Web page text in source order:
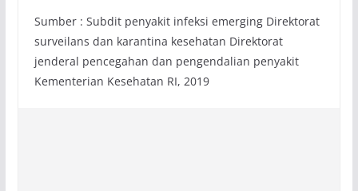
Sumber : Subdit penyakit infeksi emerging Direktorat
surveilans dan karantina kesehatan Direktorat
jenderal pencegahan dan pengendalian penyakit
Kementerian Kesehatan RI, 2019